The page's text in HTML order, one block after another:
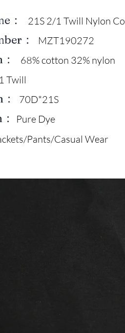
： 21S 2/1 Twill Nylon
： MZT190272
68% cotton 32% nylon
Twill
70D*21S
Pure Dye
Pants/Casual Wear